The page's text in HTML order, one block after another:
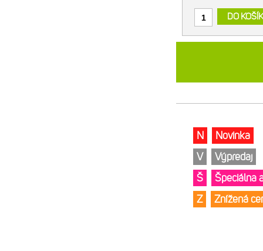
DO
N
Novinka
V
Výpredaj
Š
Špeciálna
Z
Znížená